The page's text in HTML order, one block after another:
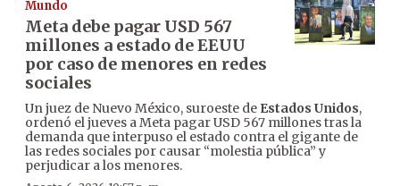
Mundo
Meta debe pagar USD 567
millones a estado de EEUU
por caso de menores en redes
sociales
Un juez de Nuevo México, suroeste de Estados Unidos,
ordenó el jueves a Meta pagar USD 567 millones tras la
demanda que interpuso el estado contra el gigante de
las redes sociales por causar “molestia pública” y
perjudicar a los menores.